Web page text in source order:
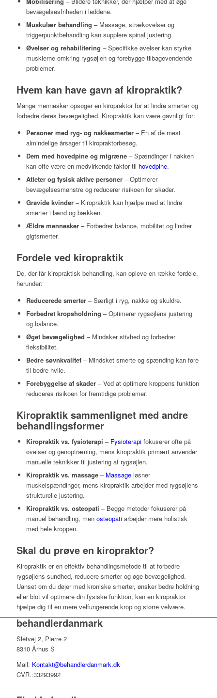
bevægelsesfriheden i leddene.
Muskulær behandling – Massage, strækøvelser og
triggerpunktbehandling kan supplere spinal justering.
Øvelser og rehabilitering – Specifikke øvelser kan styrke
musklerne omkring rygsøjlen og forebygge tilbagevendende
problemer.
Hvem kan have gavn af kiropraktik?
Mange mennesker opsøger en kiropraktor for at lindre smerter og
forbedre deres bevægelighed. Kiropraktik kan være gavnligt for:
Personer med ryg- og nakkesmerter– En af de mest
almindelige årsager til kiropraktorbesøg.
Dem med hovedpine og migræne– Spændinger i nakken
kan ofte være en medvirkende faktor til hovedpine.
Atleter og fysisk aktive personer– Optimerer
bevægelsesmønstre og reducerer risikoen for skader.
Gravide kvinder– Kiropraktik kan hjælpe med at lindre
smerter i lænd og bækken.
Ældre mennesker– Forbedrer balance, mobilitet og lindrer
gigtsmerter.
Fordele ved kiropraktik
De, der får kiropraktisk behandling, kan opleve en række fordele,
herunder:
Reducerede smerter– Særligt i ryg, nakke og skuldre.
Forbedret kropsholdning – Optimerer rygsøjlens justering
og balance.
Øget bevægelighed – Mindsker stivhed og forbedrer
fleksibilitet.
Bedre søvnkvalitet– Mindsket smerte og spænding kan føre
til bedre hvile.
Forebyggelse af skader– Ved at optimere kroppens funktion
reduceres risikoen for fremtidige problemer.
Kiropraktik sammenlignet med andre
behandlingsformer
Kiropraktik vs. fysioterapi – Fysioterapifokuserer ofte på
øvelser og genoptræning, mens kiropraktik primært anvender
manuelle teknikker til justering af rygsøjlen.
Kiropraktik vs. massage– Massageløsner
muskelspændinger, mens kiropraktik arbejder med rygsøjlens
strukturelle justering.
Kiropraktik vs. osteopati – Begge metoder fokuserer på
manuel behandling, men osteopatiarbejder mere holistisk
med hele kroppen.
Skal du prøve en kiropraktor?
Kiropraktik er en effektiv behandlingsmetode til at forbedre
rygsøjlens sundhed, reducere smerter og øge bevægelighed.
Uanset om du døjer med kroniske smerter, ønsker bedre holdning
eller blot vil optimere din fysiske funktion, kan en kiropraktor
hjælpe dig til en mere velfungerende krop og større velvære.
behandlerdanmark
Sletvej 2, Pierre 2
8310 Århus S
Mail: Kontakt@behandlerdanmark.dk
CVR.:33293992